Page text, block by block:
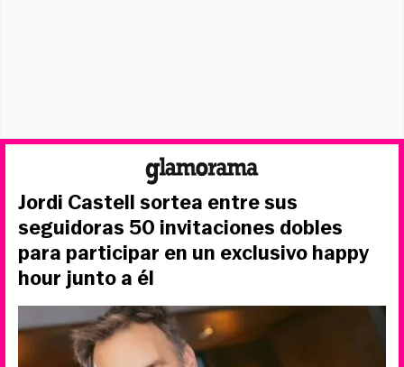
Jordi Castell sortea entre sus
seguidoras 50 invitaciones dobles
para participar en un exclusivo happy
hour junto a él